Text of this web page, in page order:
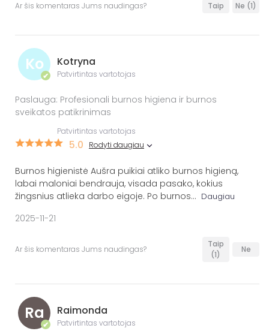
Ar šis komentaras Jums naudingas? Taip Ne (1)
Ko
✔
Kotryna
Patvirtintas vartotojas
Paslauga: Profesionali burnos higiena ir burnos
sveikatos patikrinimas
Patvirtintas vartotojas
5.0 Rodyti daugiau
Burnos higienistė Aušra puikiai atliko burnos higieną,
labai maloniai bendrauja, visada pasako, kokius
žingsnius atlieka darbo eigoje. Po burnos... Daugiau
2025-11-21
Ar šis komentaras Jums naudingas?
Taip
(1)
Ne
Ra
✔
Raimonda
Patvirtintas vartotojas